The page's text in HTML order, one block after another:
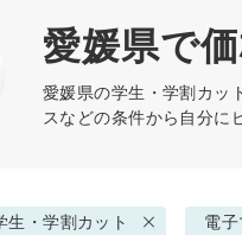
愛媛県で
愛媛県の学生・学割カッ
スなどの条件から自分に
生・学割カット 電